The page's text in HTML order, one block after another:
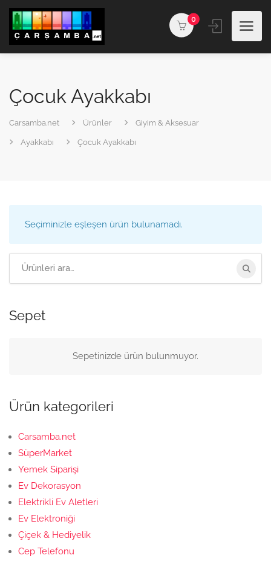
0
Çocuk Ayakkabı
Carsamba.net Ürünler Giyim & Aksesuar
Ayakkabı Çocuk Ayakkabı
Seçiminizle eşleşen ürün bulunamadı.
Arama:
Sepet
Sepetinizde ürün bulunmuyor.
Ürün kategorileri
Carsamba.net
SüperMarket
Yemek Siparişi
Ev Dekorasyon
Elektrikli Ev Aletleri
Ev Elektroniği
Çiçek & Hediyelik
Cep Telefonu